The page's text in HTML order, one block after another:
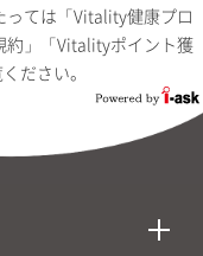
ては「Vitality健康プロ
約」「Vitalityポイント獲
ださい。